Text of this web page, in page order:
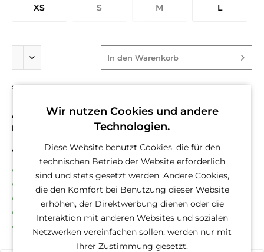
XS S M L
In den Warenkorb
Fragen zum Artikel?
Artikel-Nr.:
PAHA-AH305-XS-Cam
EAN
8806311171017
Vorteile
Kostenloser Versand ab € 60,- Bestellwert
Versand innerhalb von 24h*
30 Tage Geld-Zurück-Garantie
Familienunternehmen
Kauf auf Rechnung (Klarna)
Wir nutzen Cookies und andere
Technologien.
Diese Website benutzt Cookies, die für den
technischen Betrieb der Website erforderlich
sind und stets gesetzt werden. Andere Cookies,
die den Komfort bei Benutzung dieser Website
erhöhen, der Direktwerbung dienen oder die
Interaktion mit anderen Websites und sozialen
Netzwerken vereinfachen sollen, werden nur mit
Ihrer Zustimmung gesetzt.